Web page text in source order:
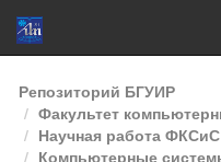
Skip
navigation
Репозиторий БГУИР
Факультет
Научная работа ФКСиС
Компьютерные